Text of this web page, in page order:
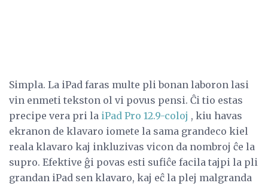
Simpla. La iPad faras multe pli bonan laboron lasi
vin enmeti tekston ol vi povus pensi. Ĉi tio estas
precipe vera pri la iPad Pro 12.9-coloj , kiu havas
ekranon de klavaro iomete la sama grandeco kiel
reala klavaro kaj inkluzivas vicon da nombroj ĉe la
supro. Efektive ĝi povas esti sufiĉe facila tajpi la pli
grandan iPad sen klavaro, kaj eĉ la plej malgranda